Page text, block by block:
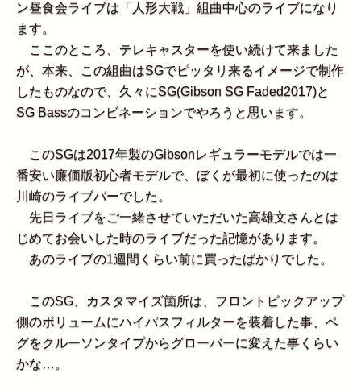
ン昼食会ライブは「人形大戦」組曲中心のライブになり
ます。
ここのところ、テレキャスターを使い続けて来ました
が、本来、この組曲はSGでピッタリ来るイメージで制作
したものなので、久々にSG(Gibson SG Faded2017)と
SG Bassのコンビネーションでやろうと思います。
このSGは2017年製のGibsonレギュラーモデルでは一
番安い廉価版初心者モデルで、ぼくが最初に使ったのは
川崎のライブバーでした。
先日ライブをご一緒させていただいた高雄文さんとは
じめてお会いした時のライブだった記憶があります。
あのライブの1週間くらい前に買ったばかりでした。
このSG、カスタマイズ箇所は、フロントピックアップ
側のボリュームにハイパスフィルターを装着した事、ペ
グをクルーソンタイプからグローバーに変えた事くらい
かな…。